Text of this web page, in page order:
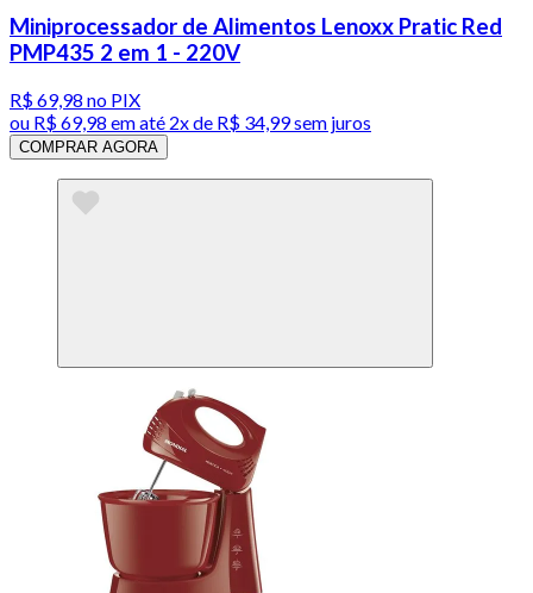
Miniprocessador de Alimentos Lenoxx Pratic Red
PMP435 2 em 1 - 220V
R$ 69,98 no PIX
ou R$ 69,98 em até 2x de R$ 34,99 sem juros
COMPRAR AGORA